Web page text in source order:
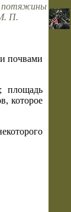
потяжины
П.
поч­вами
площадь
которое